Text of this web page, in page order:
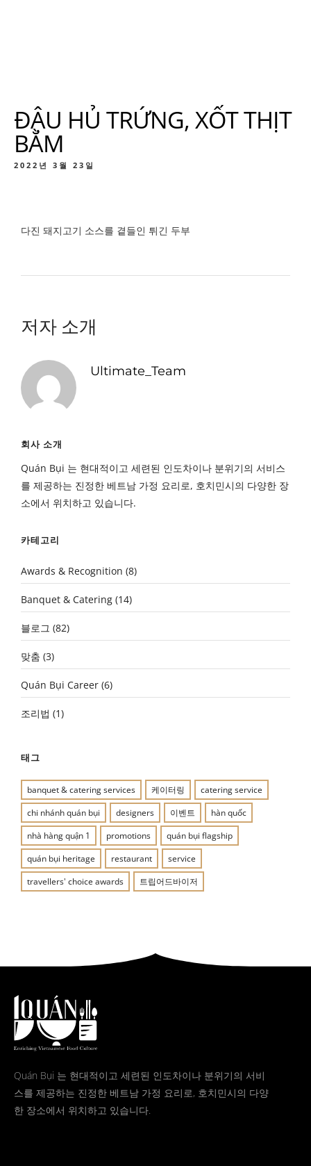
ĐẬU HỦ TRỨNG, XỐT THỊT
BẰM
2022년 3월 23일
다진 돼지고기 소스를 곁들인 튀긴 두부
저자 소개
Ultimate_Team
회사 소개
Quán Bụi 는 현대적이고 세련된 인도차이나 분위기의 서비스
를 제공하는 진정한 베트남 가정 요리로, 호치민시의 다양한 장
소에서 위치하고 있습니다.
카테고리
Awards & Recognition (8)
Banquet & Catering (14)
블로그 (82)
맞춤 (3)
Quán Bụi Career (6)
조리법 (1)
태그
banquet & catering services 케이터링
catering service
chi nhánh quán bụi
designers 이벤트
hàn quốc
nhà hàng quận 1
promotions
quán bụi flagship
quán bụi heritage
restaurant
service
travellers' choice awards
트립어드바이저
Quán Bụi 는 현대적이고 세련된 인도차이나 분위기의 서비
스를 제공하는 진정한 베트남 가정 요리로, 호치민시의 다양
한 장소에서 위치하고 있습니다.